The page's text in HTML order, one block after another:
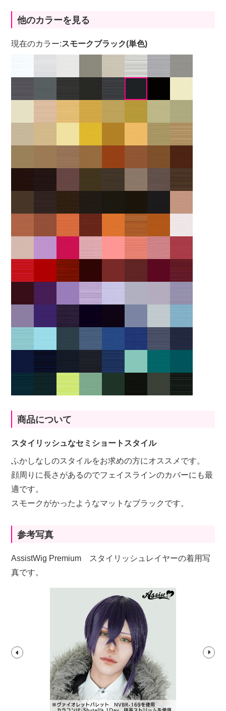
他のカラーを見る
現在のカラー:スモークブラック(単色)
商品について
スタイリッシュなセミショートスタイル
ふかしなしのスタイルをお求めの方にオススメです。
顔周りに長さがあるのでフェイスラインのカバーにも最
適です。
スモークがかったようなマットなブラックです。
参考写真
AssistWig Premium スタイリッシュレイヤーの着用写
真です。